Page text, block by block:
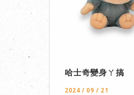
哈士奇變身ㄚ搞
2024 / 09 / 21